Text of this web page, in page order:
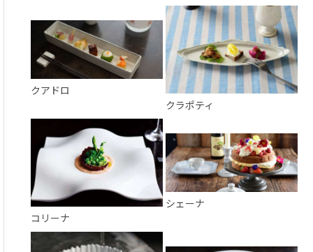
クアドロ
クラポティ
コリーナ
シェーナ